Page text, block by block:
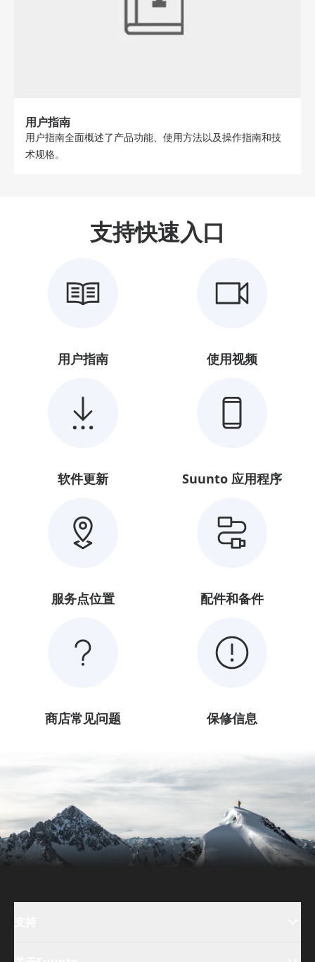
用户指南
用户指南全面概述了产品功能、使用方法以及操作指南和技
术规格。
支持快速入口
用户指南 使用视频
软件更新 Suunto 应用程序
服务点位置 配件和备件
商店常见问题 保修信息